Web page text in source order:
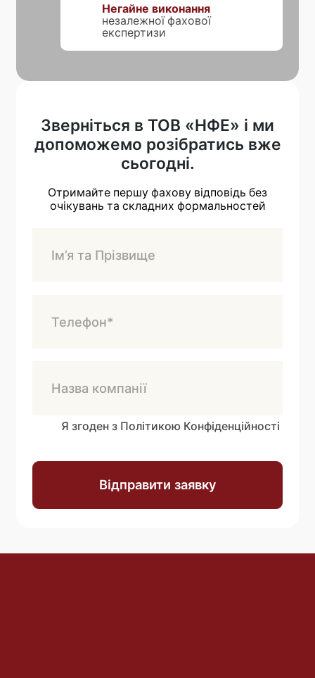
Негайне виконання
незалежної фахової
експертизи
Зверніться в ТОВ «НФЕ» і ми
допоможемо розібратись вже
сьогодні.
Отримайте першу фахову відповідь без
очікувань та складних формальностей
Я згоден з Політикою Конфіденційності
Відправити заявку